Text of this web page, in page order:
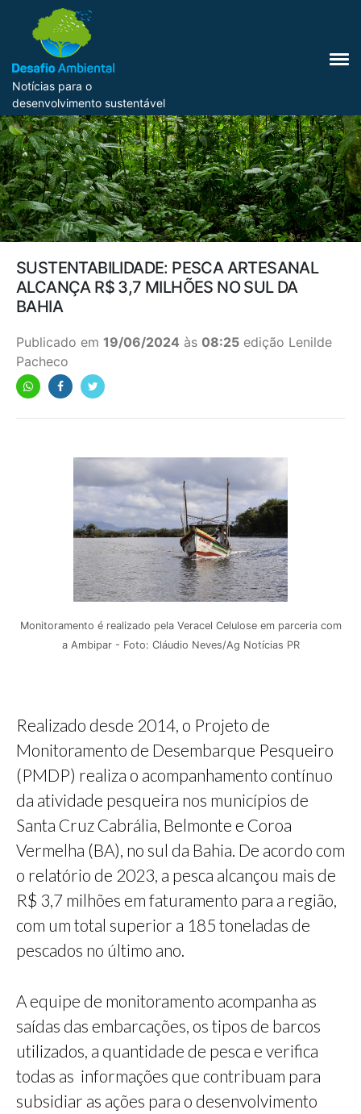
Notícias para o
desenvolvimento sustentável
SUSTENTABILIDADE: PESCA ARTESANAL
ALCANÇA R$ 3,7 MILHÕES NO SUL DA
BAHIA
Publicado em 19/06/2024 às 08:25 edição Lenilde
Pacheco
Monitoramento é realizado pela Veracel Celulose em parceria com
a Ambipar - Foto: Cláudio Neves/Ag Notícias PR
Realizado desde 2014, o Projeto de
Monitoramento de Desembarque Pesqueiro
(PMDP) realiza o acompanhamento contínuo
da atividade pesqueira nos municípios de
Santa Cruz Cabrália, Belmonte e Coroa
Vermelha (BA), no sul da Bahia. De acordo com
o relatório de 2023, a pesca alcançou mais de
R$ 3,7 milhões em faturamento para a região,
com um total superior a 185 toneladas de
pescados no último ano.
A equipe de monitoramento acompanha as
saídas das embarcações, os tipos de barcos
utilizados, a quantidade de pesca e verifica
todas as informações que contribuam para
subsidiar as ações para o desenvolvimento